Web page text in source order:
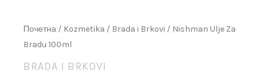
Почетна / Kozmetika / Brada i Brkovi / Nishman Ulje Za
Bradu 100ml
BRADA I BRKOVI